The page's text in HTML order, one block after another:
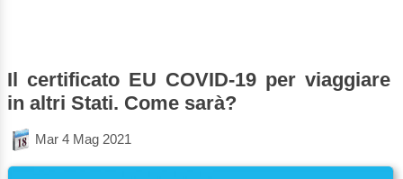
Il certificato EU COVID-19 per viaggiare
in altri Stati. Come sarà?
Mar 4 Mag 2021